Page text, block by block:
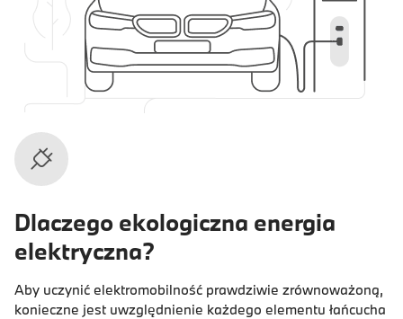
Dlaczego ekologiczna energia
elektryczna?
Aby uczynić elektromobilność prawdziwie zrównoważoną,
konieczne jest uwzględnienie każdego elementu łańcucha